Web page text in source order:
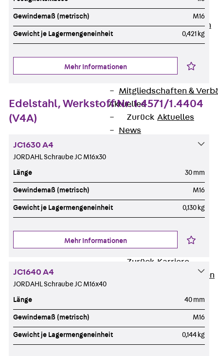
Zurück Unternehmen
Service & Qualität
Mitgliedschaften &
Aktuelles
Zurück Aktuelles
News
Kontakt
Ansprechpersonen
Karriere
Zurück Karriere
Stellenausschreibungen
Gewindemaß (metrisch) M16
Gewicht je Lagermengeneinheit 0,421 kg
Mehr Informationen
Edelstahl, Werkstoff Nr. 1.4571/1.4404
(V4A)
JC1630 A4
JORDAHL Schraube JC M16x30
Länge 30 mm
Gewindemaß (metrisch) M16
Gewicht je Lagermengeneinheit 0,130 kg
Mehr Informationen
JC1640 A4
JORDAHL Schraube JC M16x40
Länge 40 mm
Gewindemaß (metrisch) M16
Gewicht je Lagermengeneinheit 0,144 kg